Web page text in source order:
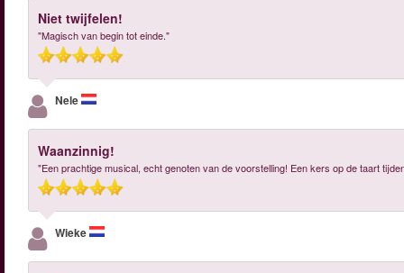
Niet twijfelen!
"Magisch van begin tot einde."
Nele
Waanzinnig!
"Een prachtige musical, echt genoten van de voorstelling! Een kers op de taart
Wieke